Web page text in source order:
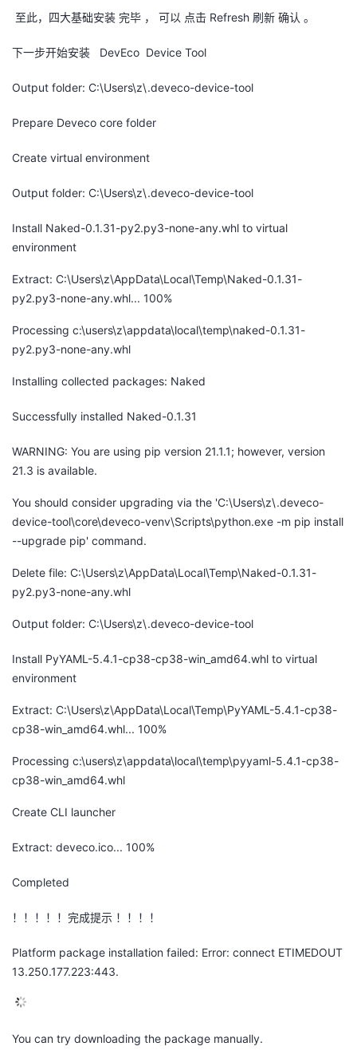
至此，四大基础安装 完毕 ， 可以 点击 Refresh 刷新 确认 。
下一步开始安装 DevEco Device Tool
Output folder: C:\Users\z\.deveco-device-tool
Prepare Deveco core folder
Create virtual environment
Output folder: C:\Users\z\.deveco-device-tool
Install Naked-0.1.31-py2.py3-none-any.whl to virtual
environment
Extract: C:\Users\z\AppData\Local\Temp\Naked-0.1.31-
py2.py3-none-any.whl... 100%
Processing c:\users\z\appdata\local\temp\naked-0.1.31-
py2.py3-none-any.whl
Installing collected packages: Naked
Successfully installed Naked-0.1.31
WARNING: You are using pip version 21.1.1; however, version
21.3 is available.
You should consider upgrading via the 'C:\Users\z\.deveco-
device-tool\core\deveco-venv\Scripts\python.exe -m pip install
--upgrade pip' command.
Delete file: C:\Users\z\AppData\Local\Temp\Naked-0.1.31-
py2.py3-none-any.whl
Output folder: C:\Users\z\.deveco-device-tool
Install PyYAML-5.4.1-cp38-cp38-win_amd64.whl to virtual
environment
Extract: C:\Users\z\AppData\Local\Temp\PyYAML-5.4.1-cp38-
cp38-win_amd64.whl... 100%
Processing c:\users\z\appdata\local\temp\pyyaml-5.4.1-cp38-
cp38-win_amd64.whl
Create CLI launcher
Extract: deveco.ico... 100%
Completed
！！！！！完成提示 ！！！！
Platform package installation failed: Error: connect ETIMEDOUT
13.250.177.223:443.
You can try downloading the package manually.